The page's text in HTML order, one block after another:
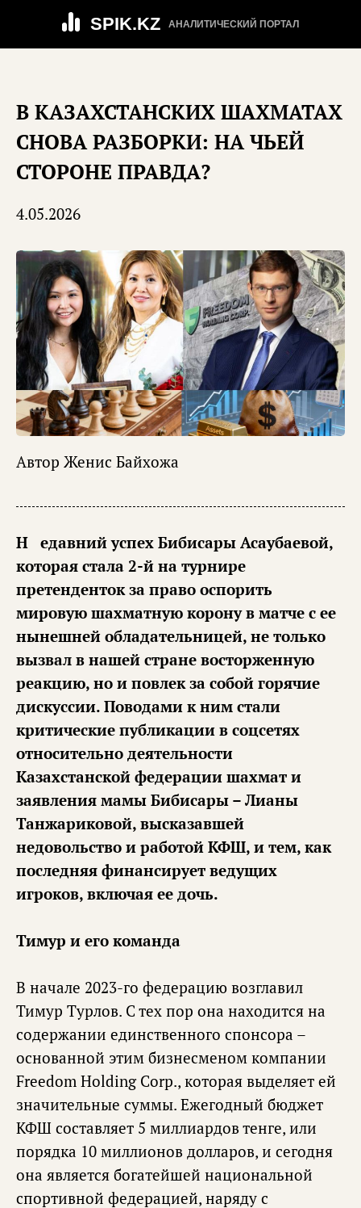
SPIK.KZ АНАЛИТИЧЕСКИЙ ПОРТАЛ
В КАЗАХСТАНСКИХ ШАХМАТАХ
СНОВА РАЗБОРКИ: НА ЧЬЕЙ
СТОРОНЕ ПРАВДА?
4.05.2026
Автор Женис Байхожа
Недавний успех Бибисары Асаубаевой,
которая стала 2-й на турнире
претенденток за право оспорить
мировую шахматную корону в матче с ее
нынешней обладательницей, не только
вызвал в нашей стране восторженную
реакцию, но и повлек за собой горячие
дискуссии. Поводами к ним стали
критические публикации в соцсетях
относительно деятельности
Казахстанской федерации шахмат и
заявления мамы Бибисары – Лианы
Танжариковой, высказавшей
недовольство и работой КФШ, и тем, как
последняя финансирует ведущих
игроков, включая ее дочь.
Тимур и его команда
В начале 2023-го федерацию возглавил
Тимур Турлов. С тех пор она находится на
содержании единственного спонсора –
основанной этим бизнесменом компании
Freedom Holding Corp., которая выделяет ей
значительные суммы. Ежегодный бюджет
КФШ составляет 5 миллиардов тенге, или
порядка 10 миллионов долларов, и сегодня
она является богатейшей национальной
спортивной федерацией, наряду с